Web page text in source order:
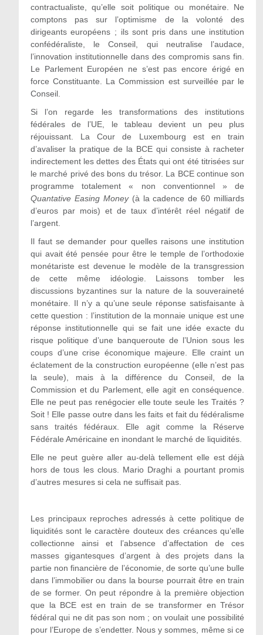
contractualiste, qu’elle soit politique ou monétaire. Ne
comptons pas sur l’optimisme de la volonté des
dirigeants européens ; ils sont pris dans une institution
confédéraliste, le Conseil, qui neutralise l’audace,
l’innovation institutionnelle dans des compromis sans fin.
Le Parlement Européen ne s’est pas encore érigé en
force Constituante. La Commission est surveillée par le
Conseil.
Si l’on regarde les transformations des institutions
fédérales de l’UE, le tableau devient un peu plus
réjouissant. La Cour de Luxembourg est en train
d’avaliser la pratique de la BCE qui consiste à racheter
indirectement les dettes des États qui ont été titrisées sur
le marché privé des bons du trésor. La BCE continue son
programme totalement « non conventionnel » de
Quantative Easing Money(à la cadence de 60 milliards
d’euros par mois) et de taux d’intérêt réel négatif de
l’argent.
Il faut se demander pour quelles raisons une institution
qui avait été pensée pour être le temple de l’orthodoxie
monétariste est devenue le modèle de la transgression
de cette même idéologie. Laissons tomber les
discussions byzantines sur la nature de la souveraineté
monétaire. Il n’y a qu’une seule réponse satisfaisante à
cette question : l’institution de la monnaie unique est une
réponse institutionnelle qui se fait une idée exacte du
risque politique d’une banqueroute de l’Union sous les
coups d’une crise économique majeure. Elle craint un
éclatement de la construction européenne (elle n’est pas
la seule), mais à la différence du Conseil, de la
Commission et du Parlement, elle agit en conséquence.
Elle ne peut pas renégocier elle toute seule les Traités ?
Soit ! Elle passe outre dans les faits et fait du fédéralisme
sans traités fédéraux. Elle agit comme la Réserve
Fédérale Américaine en inondant le marché de liquidités.
Elle ne peut guère aller au-delà tellement elle est déjà
hors de tous les clous. Mario Draghi a pourtant promis
d’autres mesures si cela ne suffisait pas.
Les principaux reproches adressés à cette politique de
liquidités sont le caractère douteux des créances qu’elle
collectionne ainsi et l’absence d’affectation de ces
masses gigantesques d’argent à des projets dans la
partie non financière de l’économie, de sorte qu’une bulle
dans l’immobilier ou dans la bourse pourrait être en train
de se former. On peut répondre à la première objection
que la BCE est en train de se transformer en Trésor
fédéral qui ne dit pas son nom ; on voulait une possibilité
pour l’Europe de s’endetter. Nous y sommes, même si ce